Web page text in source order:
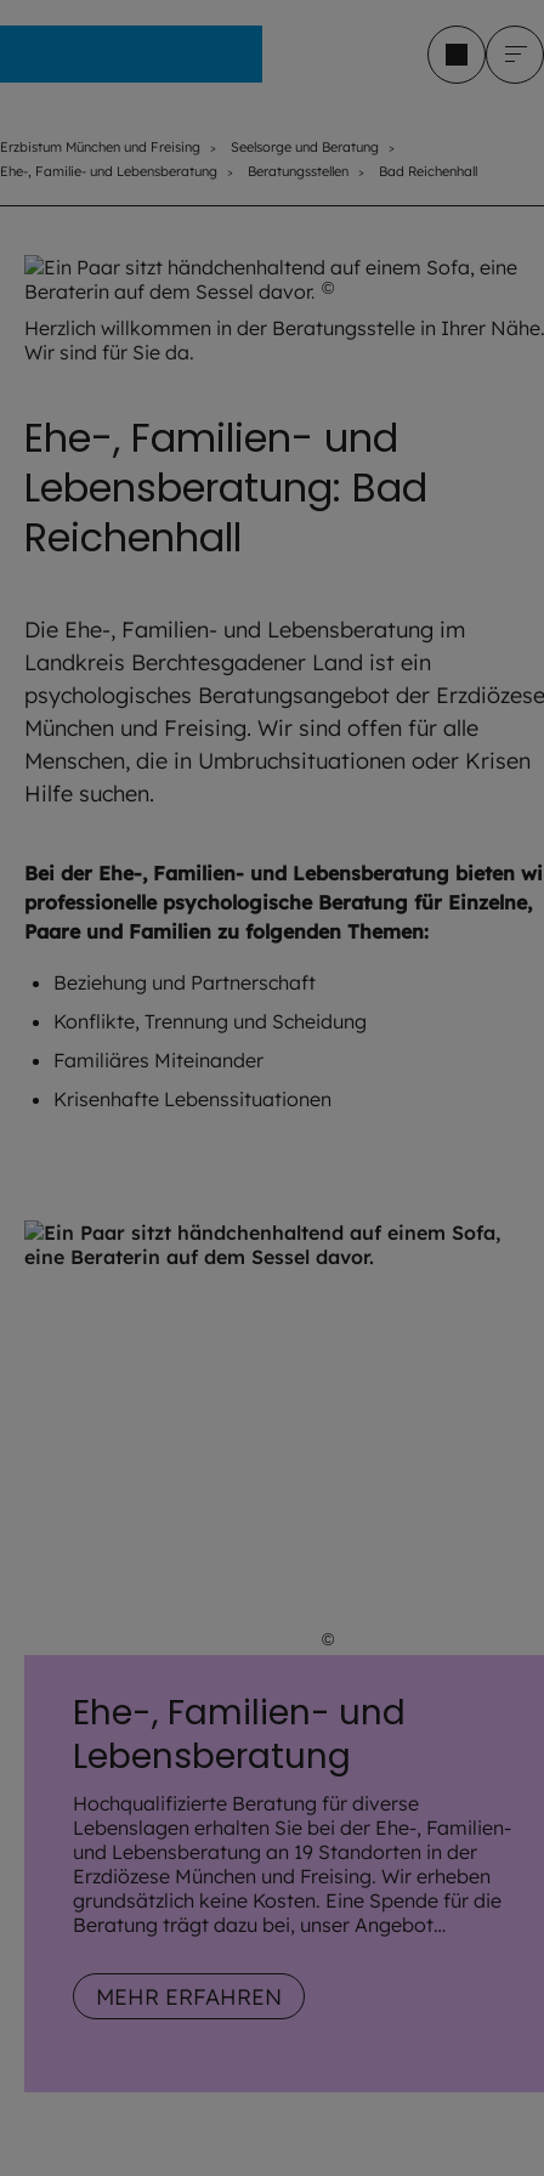
Erzbistum München und Freising
Seelsorge und Beratung
Ehe-, Familie- und Lebensberatung
Beratungsstellen Bad Reichenhall
©
Herzlich willkommen in der Beratungsstelle in Ihrer Nähe.
Wir sind für Sie da.
Ehe-, Familien- und
Lebensberatung: Bad
Reichenhall
Die Ehe-, Familien- und Lebensberatung im
Landkreis Berchtesgadener Land ist ein
psychologisches Beratungsangebot der Erzdiözese
München und Freising. Wir sind offen für alle
Menschen, die in Umbruchsituationen oder Krisen
Hilfe suchen.
Bei der Ehe-, Familien- und Lebensberatung bieten
professionelle psychologische Beratung für Einzelne,
Paare und Familien zu folgenden Themen:
Beziehung und Partnerschaft
Konflikte, Trennung und Scheidung
Familiäres Miteinander
Krisenhafte Lebenssituationen
©
Ehe-, Familien- und
Lebensberatung
Hochqualifizierte Beratung für diverse
Lebenslagen erhalten Sie bei der Ehe-, Familien-
und Lebensberatung an 19 Standorten in der
Erzdiözese München und Freising. Wir erheben
grundsätzlich keine Kosten. Eine Spende für die
Beratung trägt dazu bei, unser Angebot
MEHR ERFAHREN